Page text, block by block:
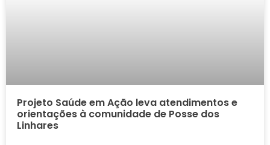
Projeto Saúde em Ação leva atendimentos e
orientações à comunidade de Posse dos
Linhares